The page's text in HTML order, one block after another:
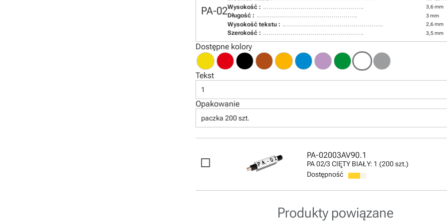
PA-02Wysokość : 3,6 mm
Długość : 3 mm
Wysokość tekstu : 2,6 mm
Szerokość : 3,5 mm
Dostępne kolory
Tekst
1
Opakowanie
paczka 200 szt.
PA-02003AV90.1
PA 02/3 CIĘTY BIAŁY: 1 (200 szt.)
Dostępność
Produkty powiązane